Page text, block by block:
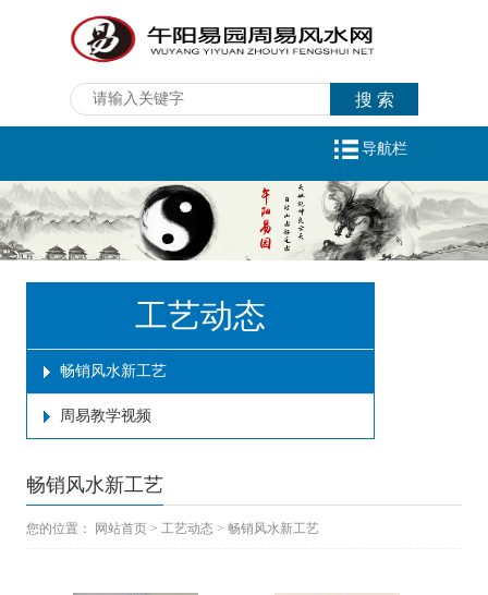
导航栏
工艺动态
畅销风水新工艺
周易教学视频
畅销风水新工艺
您的位置： 网站首页 > 工艺动态 > 畅销风水新工艺